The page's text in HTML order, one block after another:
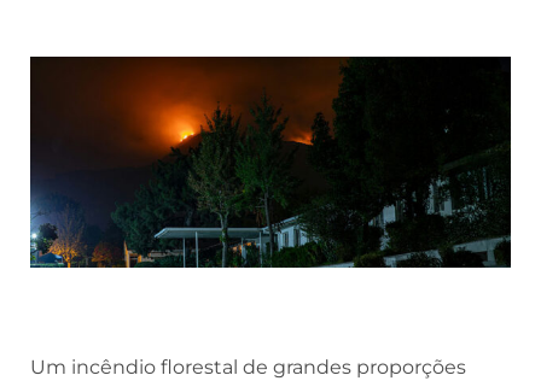
Um incêndio florestal de grandes proporções